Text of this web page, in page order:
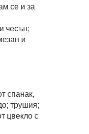
се и за
чесън;
и
спанак,
трушия;
цвекло с